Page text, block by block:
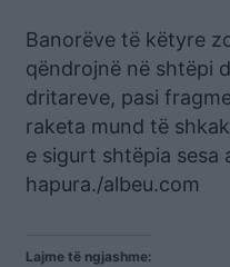
Banorëve të këtyre
qëndrojnë në shtëpi
dritareve, pasi
raketa mund të
e sigurt shtëpia sesa
hapura./albeu.com
Lajme të ngjashme: